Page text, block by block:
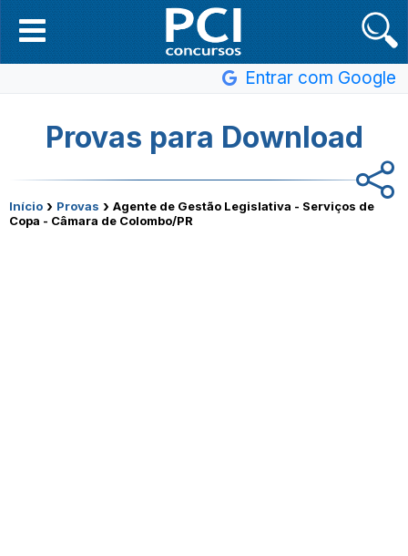
Entrar com Google
Provas para Download
Início › Provas › Agente de Gestão Legislativa - Serviços de
Copa - Câmara de Colombo/PR